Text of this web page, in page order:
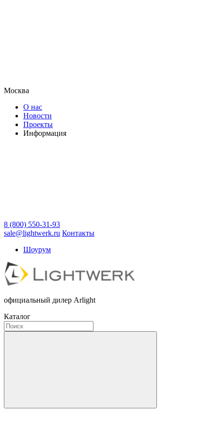
Москва
О нас
Новости
Проекты
Информация
8 (800) 550-31-93
sale@lightwerk.ru Контакты
Шоурум
официальный дилер Arlight
Каталог